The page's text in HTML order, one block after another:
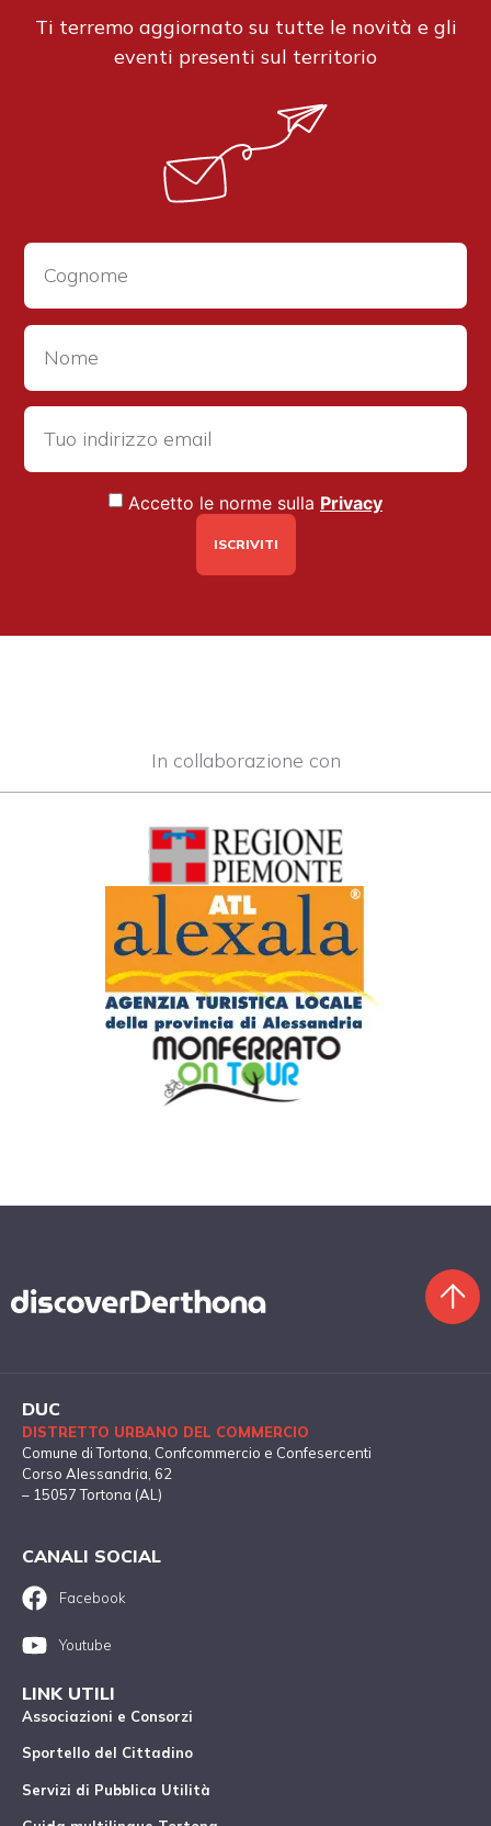
Ti terremo aggiornato su tutte le novità e gli
eventi presenti sul territorio
Accetto le norme sulla Privacy
In collaborazione con
DUC
DISTRETTO URBANO DEL COMMERCIO
Comune di Tortona , Confcommercio e Confesercenti
Corso Alessandria, 62
– 15057 Tortona (AL)
CANALI SOCIAL
Facebook
Youtube
LINK UTILI
Associazioni e Consorzi
Sportello del Cittadino
Servizi di Pubblica Utilità